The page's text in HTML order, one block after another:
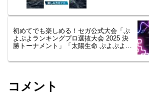
初めてでも楽しめる！セガ公式大会「ぷ
よぷよランキングプロ選抜大会 2025 決
勝トーナメント」「太陽生命 ぷよぷよグ
コメント